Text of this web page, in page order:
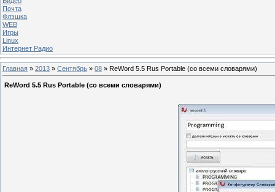
Почта
Флэшка
WEB
Игры
Linux
Интернет Радио
Главная » 2013 » Сентябрь » 08 » ReWord 5.5 Rus Portable (со всеми словарями)
ReWord 5.5 Rus Portable (со всеми словарями)